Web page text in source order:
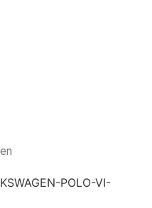
POLO-VI-